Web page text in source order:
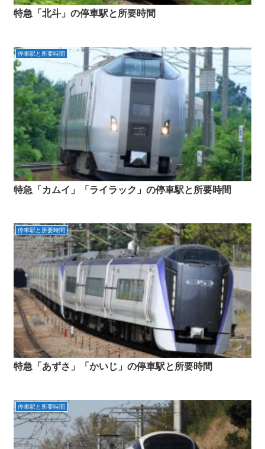
特急「北斗」の停車駅と所要時間
停車駅と所要時間
特急「カムイ」「ライラック」の停車駅と所要時間
停車駅と所要時間
特急「あずさ」「かいじ」の停車駅と所要時間
停車駅と所要時間